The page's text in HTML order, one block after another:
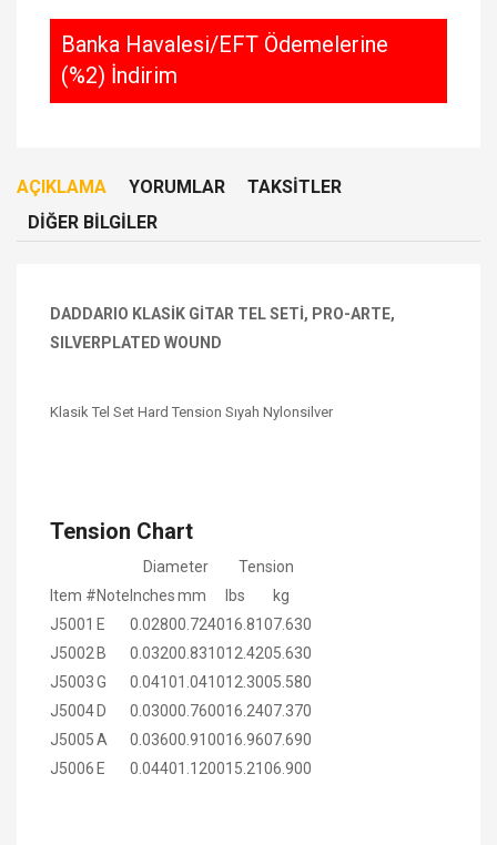
Banka Havalesi/EFT Ödemelerine
(%2) İndirim
AÇIKLAMA YORUMLAR
TAKSITLER
DIĞER BILGILER
DADDARIO KLASİK GİTAR TEL SETİ, PRO-ARTE,
SILVERPLATED WOUND
Klasik Tel Set Hard Tension Sıyah Nylonsilver
Tension Chart
Diameter
Tension
Item #Note Inchesmm lbs
kg
J5001 E 0.02800.724016.8107.630
J5002 B 0.03200.831012.4205.630
J5003G 0.04101.041012.3005.580
J5004 D 0.03000.760016.2407.370
J5005A 0.03600.910016.9607.690
J5006 E 0.04401.120015.2106.900